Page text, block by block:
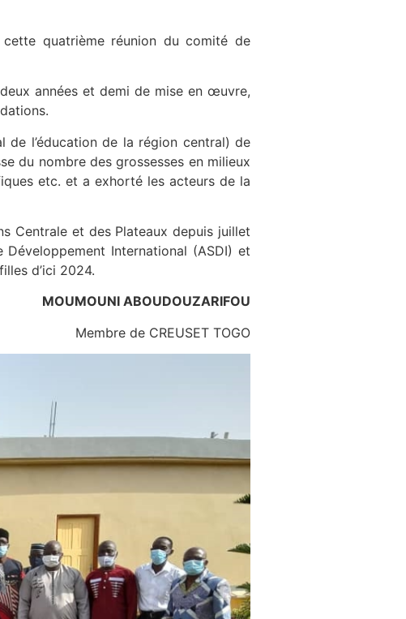
cette quatrième réunion du comité de
années et demi de mise en œuvre,
l’éducation de la région central) de
du nombre des grossesses en milieux
etc. et a exhorté les acteurs de la
Centrale et des Plateaux depuis juillet
Développement International (ASDI) et
d’ici 2024.
MOUMOUNI ABOUDOUZARIFOU
Membre de CREUSET TOGO